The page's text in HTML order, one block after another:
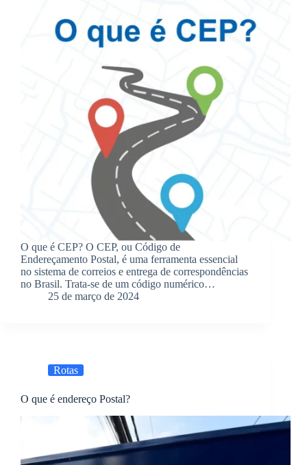
O que é CEP? O CEP, ou Código de
Endereçamento Postal, é uma ferramenta essencial
no sistema de correios e entrega de correspondências
no Brasil. Trata-se de um código numérico…
25 de março de 2024
Rotas
O que é endereço Postal?